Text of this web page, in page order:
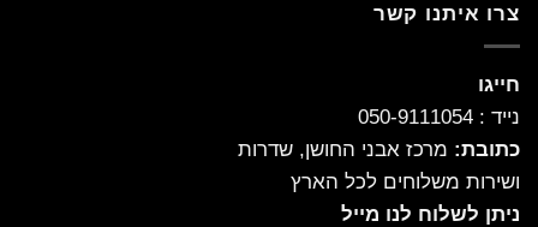
צרו איתנו קשר
חייגו
נייד : 050-9111054
כתובת: מרכז אבני החושן, שדרות
ושירות משלוחים לכל הארץ
ניתן לשלוח לנו מייל